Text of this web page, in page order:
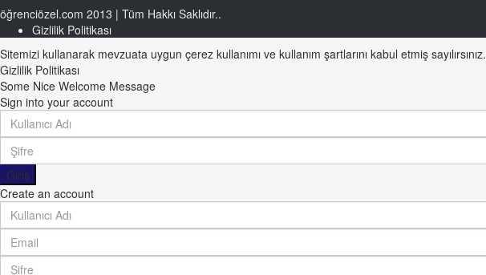
öğrenciözel.com 2013 | Tüm Hakkı Saklıdır..
Gizlilik Politikası
Sitemizi kullanarak mevzuata uygun çerez kullanımı ve kullanım şartlarını kabul etmiş sayılırsınız.
Gizlilik Politikası
Some Nice Welcome Message
Sign into your account
Giriş
Create an account